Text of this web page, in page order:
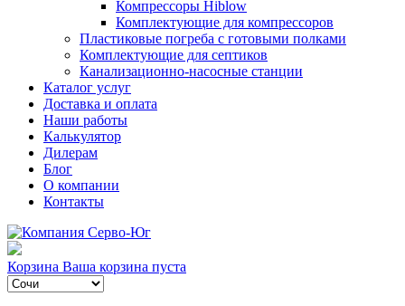
Компрессоры Hiblow
Комплектующие для компрессоров
Пластиковые погреба с готовыми полками
Комплектующие для септиков
Канализационно-насосные станции
Каталог услуг
Доставка и оплата
Наши работы
Калькулятор
Дилерам
Блог
О компании
Контакты
Корзина Ваша корзина пуста